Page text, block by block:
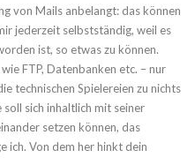
von Mails anbelangt: das können
jederzeit selbstständig, weil es
ist, so etwas zu können.
FTP, Datenbanken etc. – nur
technischen Spielereien zu nichts
soll sich inhaltlich mit seiner
setzen können, das
ich. Von dem her hinkt dein